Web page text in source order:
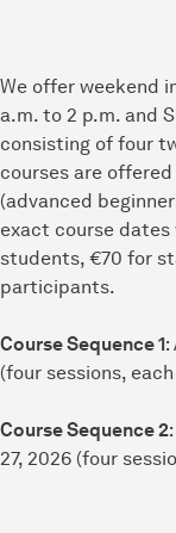
We offer weekend
a.m. to 2 p.m. and
consisting of four
courses are
(advanced
exact course dates
students, €70 for
participants.
Course Sequence 1:
(four sessions,
Course Sequence 2
27, 2026 (four